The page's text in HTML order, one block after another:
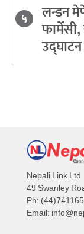
५ लन्डन
उद्घाटन
Nepali Link Ltd
49 Swanley
Ph:
Email: